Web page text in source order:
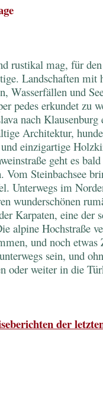
rustikal mag, für
Landschaften mit
Wasserfällen und
pedes erkundet zu
nach Klausenburg
Architektur,
einzigartige
geht es
Vom Steinbachsee
Unterwegs im
wunderschönen
Karpaten, eine der
alpine Hochstraße
und noch
sein, und
oder weiter in die
der